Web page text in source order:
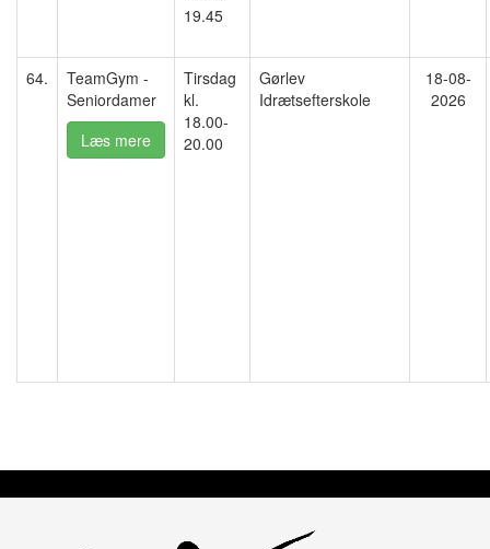
19.45
64.
TeamGym -
Seniordamer
Læs mere
Tirsdag
kl.
18.00-
20.00
Gørlev
Idrætsefterskole
18-08-
2026